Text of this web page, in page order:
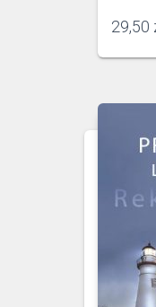
29,50